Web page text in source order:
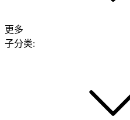
更多
子分类: